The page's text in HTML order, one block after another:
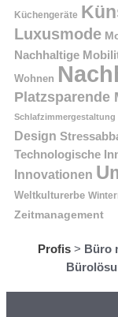
Küchengeräte
Luxusmode
Nachhaltige
Wohnen
Platzsparende
Schlafzimmergestaltung
Design
Technologische
Innovationen
Weltkulturerbe
Zeitmanagement
Profis> Büro